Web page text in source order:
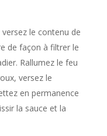
le contenu de
de façon à filtrer le
Rallumez le feu
versez le
en permanence
la sauce et la